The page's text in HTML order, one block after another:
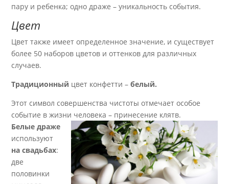
пару и ребенка; одно драже – уникальность события.
Цвет
Цвет также имеет определенное значение, и существует
более 50 наборов цветов и оттенков для различных
случаев.
Традиционный цвет конфетти –белый.
Этот символ совершенства чистоты отмечает особое
событие в жизни человека – принесение клятв.
Белые драже
используют
на свадьбах:
две
половинки